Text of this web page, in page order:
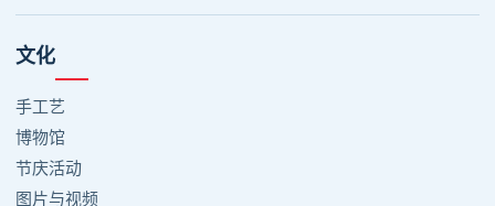
文化
手工艺
博物馆
节庆活动
图片与视频